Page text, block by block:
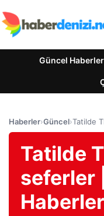
Güncel Haberler
Haberler›Güncel›Tatilde
Tatilde
seferler
Haberler